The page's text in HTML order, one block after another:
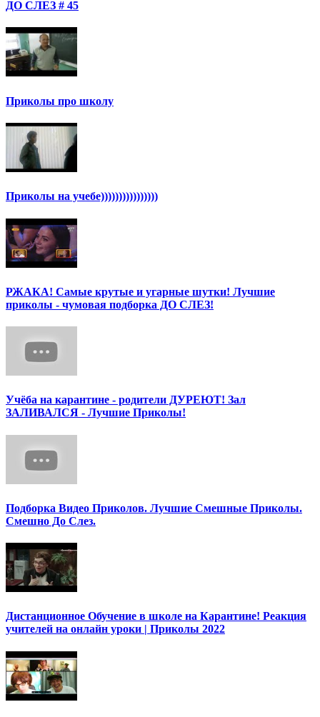
ДО СЛЕЗ # 45
Приколы про школу
Приколы на учебе))))))))))))))))
РЖАКА! Самые крутые и угарные шутки! Лучшие
приколы - чумовая подборка ДО СЛЕЗ!
Учёба на карантине - родители ДУРЕЮТ! Зал
ЗАЛИВАЛСЯ - Лучшие Приколы!
Подборка Видео Приколов. Лучшие Смешные Приколы.
Смешно До Слез.
Дистанционное Обучение в школе на Карантине! Реакция
учителей на онлайн уроки | Приколы 2022